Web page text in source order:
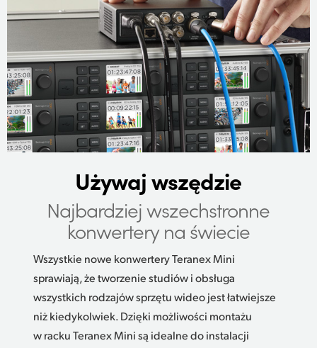
Chinese Taipei
Turkey
UAE
Ukraine
United States
Używaj wszędzie
Najbardziej wszechstronne
konwertery na świecie
Wszystkie nowe konwertery Teranex Mini
sprawiają, że tworzenie studiów i obsługa
wszystkich rodzajów sprzętu wideo jest łatwiejsze
niż kiedykolwiek. Dzięki możliwości montażu
w racku Teranex Mini są idealne do instalacji